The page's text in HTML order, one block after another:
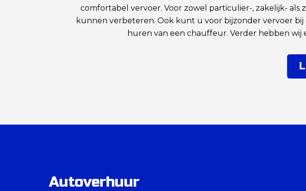
comfortabel vervoer. Voor zowel particulier-, zakelijk- als
kunnen verbeteren. Ook kunt u voor bijzonder vervoer
huren van een chauffeur. Verder hebben wij
Autoverhuur